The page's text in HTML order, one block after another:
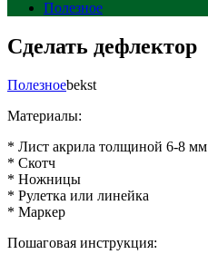
Полезное
Сделать дефлектор
Полезноеbekst
Материалы:
* Лист акрила толщиной 6-8 мм
* Скотч
* Ножницы
* Рулетка или линейка
* Маркер
Пошаговая инструкция: